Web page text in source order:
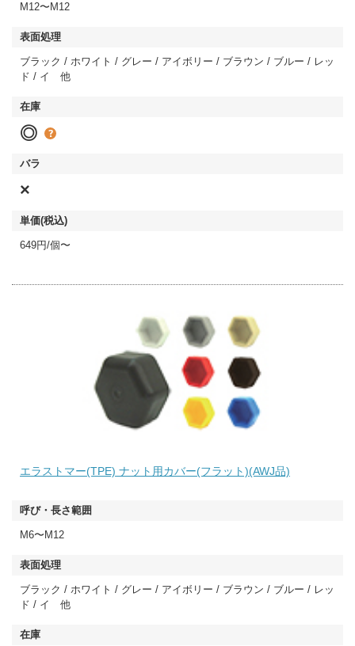
M12〜M12
ブラック / ホワイト / グレー / アイボリー / ブラウン / ブルー / レッ
ド / イ 他
◎
×
649円/個〜
エラストマー(TPE) ナット用カバー(フラット)(AWJ品)
M6〜M12
ブラック / ホワイト / グレー / アイボリー / ブラウン / ブルー / レッ
ド / イ 他